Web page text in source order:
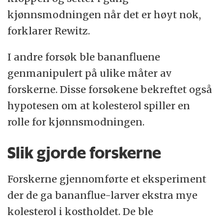
kjønnsmodningen når det er høyt nok,
forklarer Rewitz.
I andre forsøk ble bananfluene
genmanipulert på ulike måter av
forskerne. Disse forsøkene bekreftet også
hypotesen om at kolesterol spiller en
rolle for kjønnsmodningen.
Slik gjorde forskerne
Forskerne gjennomførte et eksperiment
der de ga bananflue-larver ekstra mye
kolesterol i kostholdet. De ble